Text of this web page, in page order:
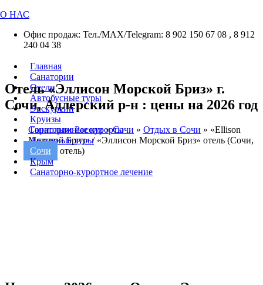
О НАС
Офис продаж: Тел./МАХ/Telegram: 8 902 150 67 08 , 8 912
240 04 38
Главная
Санатории
Отели
Автобусные туры
Экскурсии
Круизы
Горнолыжные курорты
Активные туры
Сочи
Крым
Санаторно-курортное лечение
Отель «Эллисон Морской Бриз» г.
Сочи, Адлерский р-н : цены на 2026 год
Санатории России»Сочи » Отдых в Сочи » «Ellison
Морской Бриз» / «Эллисон Морской Бриз» отель (Сочи,
курорт, отель)